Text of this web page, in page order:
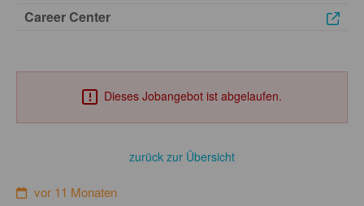
Career Center
Dieses Jobangebot ist abgelaufen.
zurück zur Übersicht
vor 11 Monaten